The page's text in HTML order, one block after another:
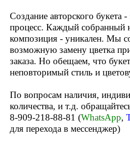
Создание авторского букета
процесс. Каждый собранный
композиция - уникален. Мы
возможную замену цветка
заказа. Но обещаем, что
неповторимый стиль и
По вопросам наличия,
количества, и т.д.
8-909-218-88-81 (WhatsApp,
для перехода в мессенджер)